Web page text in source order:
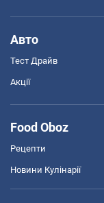
Авто
Тест Драйв
Акції
Food Oboz
Рецепти
Новини Кулінарії